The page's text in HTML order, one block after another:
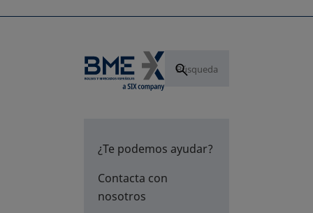
¿Te podemos ayudar?
Contacta con
nosotros